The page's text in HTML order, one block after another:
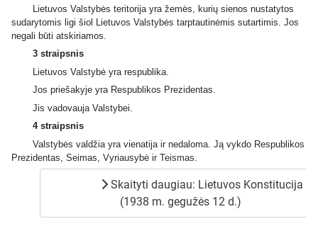
Lietuvos Valstybės teritorija yra žemės, kurių sienos nustatytos
sudarytomis ligi šiol Lietuvos Valstybės tarptautinėmis sutartimis. Jos
negali būti atskiriamos.
3 straipsnis
Lietuvos Valstybė yra respublika.
Jos priešakyje yra Respublikos Prezidentas.
Jis vadovauja Valstybei.
4 straipsnis
Valstybės valdžia yra vienatija ir nedaloma. Ją vykdo Respublikos
Prezidentas, Seimas, Vyriausybė ir Teismas.
Skaityti daugiau: Lietuvos Konstitucija
(1938 m. gegužės 12 d.)